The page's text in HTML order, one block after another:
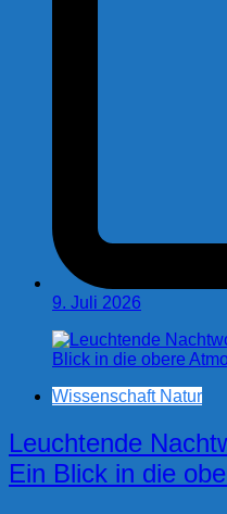
9. Juli 2026
Wissenschaft Natur
Leuchtende
Ein Blick in die